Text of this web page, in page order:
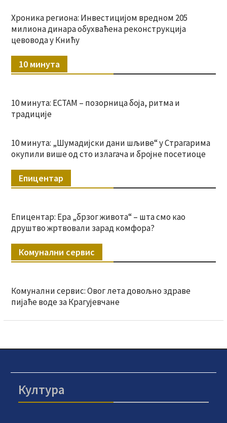
Хроника региона: Инвестицијом вредном 205
милиона динара обухваћена реконструкција
цевовода у Книћу
10 минута
10 минута: ЕСТАМ – позорница боја, ритма и
традиције
10 минута: „Шумадијски дани шљиве“ у Страгарима
окупили више од сто излагача и бројне посетиоце
Епицентар
Епицентар: Ера „брзог живота“ – шта смо као
друштво жртвовали зарад комфора?
Комунални сервис
Комунални сервис: Овог лета довољно здраве
пијаће воде за Крагујевчане
Култура